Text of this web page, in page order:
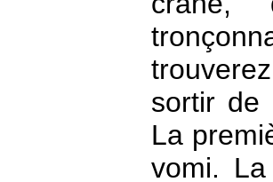
sortir de
La
vomi.